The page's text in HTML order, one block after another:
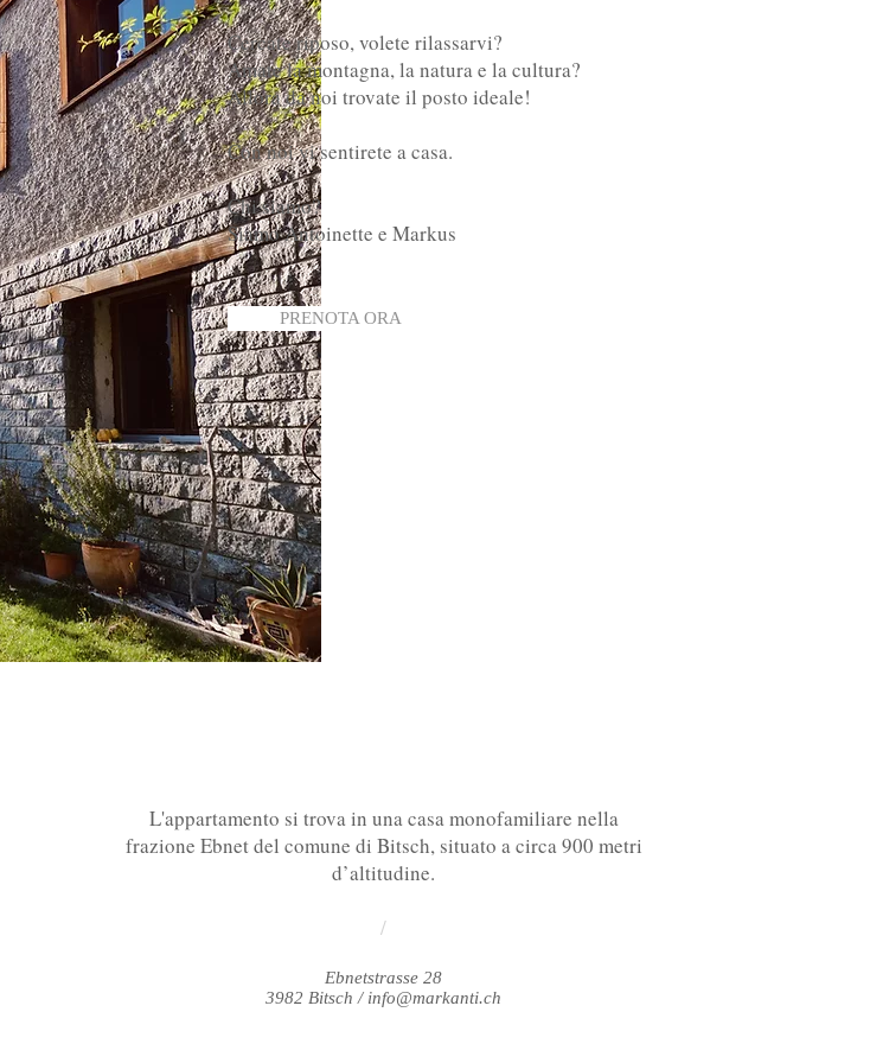
Cercate riposo, volete rilassarvi?
Amate la montagna, la natura e la cultura?
Allora da noi trovate il posto ideale!
Con noi vi sentirete a casa.
Chi siamo?
Siamo Antoinette e Markus
PRENOTA ORA
L'appartamento si trova in una casa monofamiliare nella
frazione Ebnet del comune di Bitsch, situato a circa 900 metri
d’altitudine.
/
Ebnetstrasse 28
3982 Bitsch / info@markanti.ch